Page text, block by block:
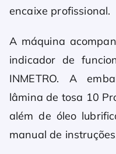
encaixe profissional.
A máquina
indicador de
INMETRO. A
lâmina de tosa 10
além de óleo
manual de